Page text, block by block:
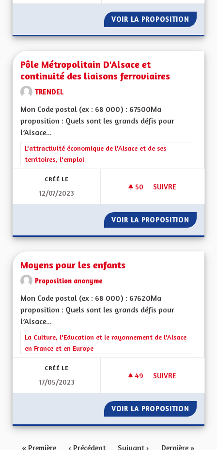
VOIR LA PROPOSITION
Pôle Métropolitain D'Alsace et
continuité des liaisons ferroviaires
TRENDEL
Mon Code postal (ex : 68 000) : 67500Ma
proposition : Quels sont les grands défis pour
l’Alsace...
Filtrer les résultats de la catégorie : L'attractivité
L'attractivité économique de l'Alsace et de ses
territoires, l'emploi
CRÉÉ LE
12/07/2023
50 50 ABONNÉS
SUIVRE
VOIR LA PROPOSITION PÔLE
Moyens pour les enfants
Proposition anonyme
Mon Code postal (ex : 68 000) : 67620Ma
proposition : Quels sont les grands défis pour
l’Alsace...
Filtrer les résultats de la catégorie : La Culture, l'Education et
La Culture, l'Education et le rayonnement de l'Alsace
en France et en Europe
CRÉÉ LE
17/05/2023
49 49 ABONNÉS
SUIVRE
VOIR LA PROPOSITION
« Première ‹ Précédent Suivant › Dernière »